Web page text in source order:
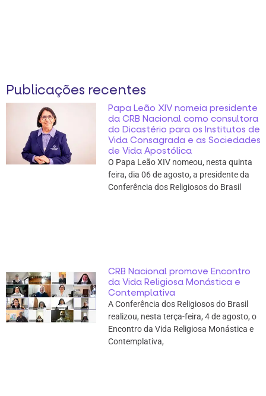
Publicações recentes
Papa Leão XIV nomeia presidente
da CRB Nacional como consultora
do Dicastério para os Institutos de
Vida Consagrada e as Sociedades
de Vida Apostólica
O Papa Leão XIV nomeou, nesta quinta
feira, dia 06 de agosto, a presidente da
Conferência dos Religiosos do Brasil
CRB Nacional promove Encontro
da Vida Religiosa Monástica e
Contemplativa
A Conferência dos Religiosos do Brasil
realizou, nesta terça-feira, 4 de agosto, o
Encontro da Vida Religiosa Monástica e
Contemplativa,